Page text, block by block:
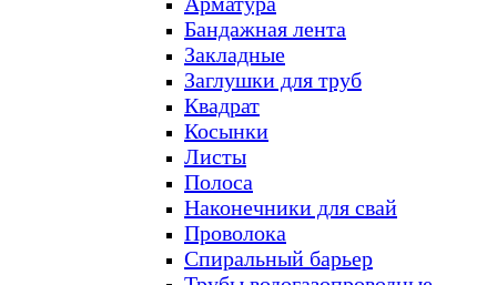
Бандажная лента
Закладные
Заглушки для труб
Квадрат
Косынки
Листы
Полоса
Наконечники для свай
Проволока
Спиральный барьер